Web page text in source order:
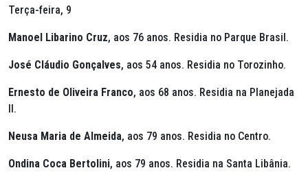
Terça-feira, 9
Manoel Libarino Cruz, aos 76 anos. Residia no Parque Brasil.
José Cláudio Gonçalves, aos 54 anos. Residia no Torozinho.
Ernesto de Oliveira Franco, aos 68 anos. Residia na Planejada
II.
Neusa Maria de Almeida, aos 79 anos. Residia no Centro.
Ondina Coca Bertolini, aos 79 anos. Residia na Santa Libânia.